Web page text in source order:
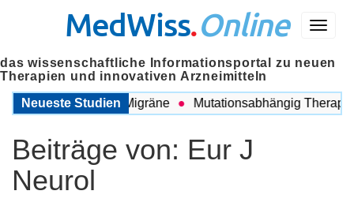
Menü
MedWiss.Online
das wissenschaftliche Informationsportal zu neuen
Therapien und innovativen Arzneimitteln
Neueste Studien
COPD und Migräne Mutationsabhängig Therapie
Beiträge von: Eur J
Neurol